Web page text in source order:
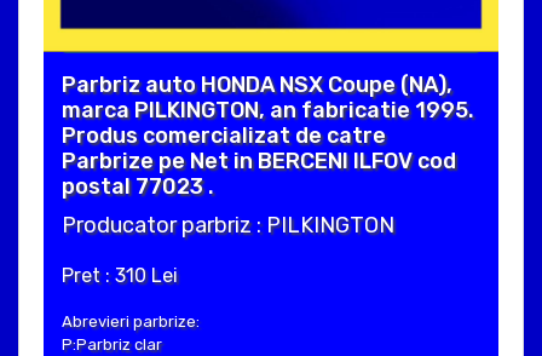
Parbriz auto HONDA NSX Coupe (NA),
marca PILKINGTON, an fabricatie 1995.
Produs comercializat de catre
Parbrize pe Net in BERCENI ILFOV cod
postal 77023 .
Producator parbriz : PILKINGTON
Pret : 310 Lei
Abrevieri parbrize:
P:Parbriz clar